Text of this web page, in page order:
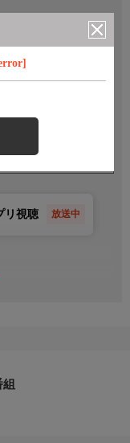
ネル(有料)のご契約が
リ視聴 放送中